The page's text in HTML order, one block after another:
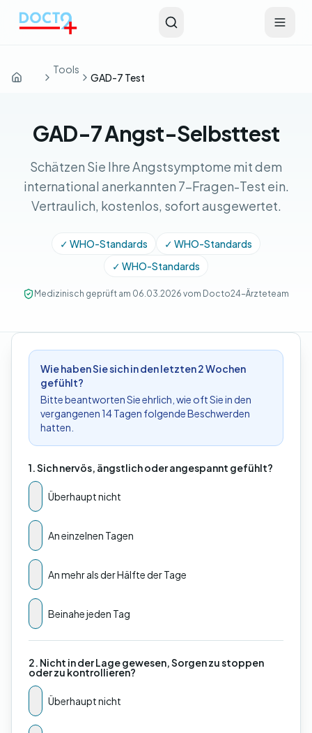
Startseite
Tools
GAD-7 Test
GAD-7 Angst-Selbsttest
Schätzen Sie Ihre Angstsymptome mit dem
international anerkannten 7-Fragen-Test ein.
Vertraulich, kostenlos, sofort ausgewertet.
✓ WHO-Standards
✓ WHO-Standards
✓ WHO-Standards
Medizinisch geprüft am 06.03.2026 vom Docto24-Ärzteteam
Wie haben Sie sich in den letzten 2 Wochen
gefühlt?
Bitte beantworten Sie ehrlich, wie oft Sie in den
vergangenen 14 Tagen folgende Beschwerden
hatten.
1. Sich nervös, ängstlich oder angespannt gefühlt?
Überhaupt nicht
An einzelnen Tagen
An mehr als der Hälfte der Tage
Beinahe jeden Tag
2. Nicht in der Lage gewesen, Sorgen zu stoppen
oder zu kontrollieren?
Überhaupt nicht